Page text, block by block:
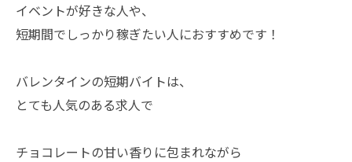
イベントが好きな人や、
短期間でしっかり稼ぎたい人におすすめです！
バレンタインの短期バイトは、
とても人気のある求人で
チョコレートの甘い香りに包まれながら